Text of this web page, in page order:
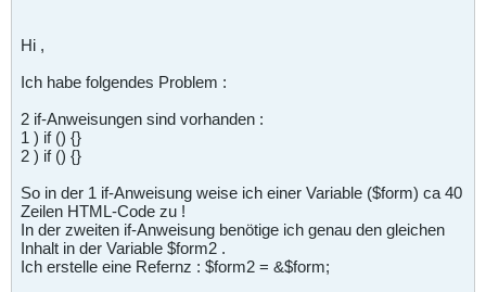
Hi ,
Ich habe folgendes Problem :
2 if-Anweisungen sind vorhanden :
1 ) if () {}
2 ) if () {}
So in der 1 if-Anweisung weise ich einer Variable ($form) ca 40
Zeilen HTML-Code zu !
In der zweiten if-Anweisung benötige ich genau den gleichen
Inhalt in der Variable $form2 .
Ich erstelle eine Refernz : $form2 = &$form;